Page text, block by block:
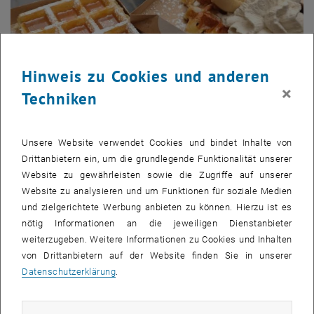
Bild
Hinweis zu Cookies und anderen
Techniken
×
Unsere Website verwendet Cookies und bindet Inhalte von
Drittanbietern ein, um die grundlegende Funktionalität unserer
Website zu gewährleisten sowie die Zugriffe auf unserer
Website zu analysieren und um Funktionen für soziale Medien
und zielgerichtete Werbung anbieten zu können. Hierzu ist es
nötig Informationen an die jeweiligen Dienstanbieter
weiterzugeben. Weitere Informationen zu Cookies und Inhalten
von Drittanbietern auf der Website finden Sie in unserer
Datenschutzerklärung.